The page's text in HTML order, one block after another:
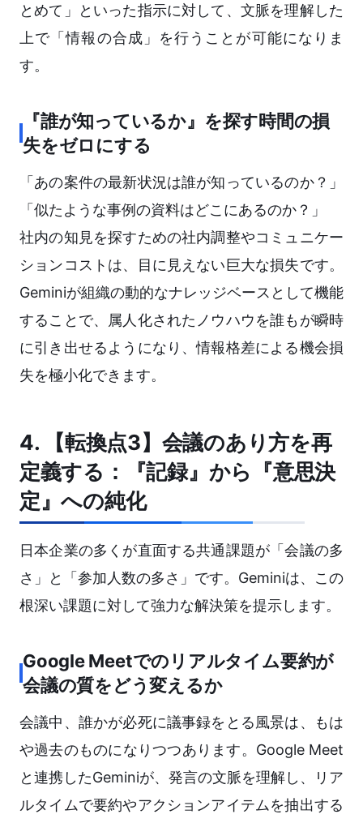
とめて」といった指示に対して、文脈を理解した
上で「情報の合成」を行うことが可能になりま
す。
『誰が知っているか』を探す時間の損
失をゼロにする
「あの案件の最新状況は誰が知っているのか？」
「似たような事例の資料はどこにあるのか？」
社内の知見を探すための社内調整やコミュニケー
ションコストは、目に見えない巨大な損失です。
Geminiが組織の動的なナレッジベースとして機能
することで、属人化されたノウハウを誰もが瞬時
に引き出せるようになり、情報格差による機会損
失を極小化できます。
4. 【転換点3】会議のあり方を再
定義する：『記録』から『意思決
定』への純化
日本企業の多くが直面する共通課題が「会議の多
さ」と「参加人数の多さ」です。Geminiは、この
根深い課題に対して強力な解決策を提示します。
Google Meetでのリアルタイム要約が
会議の質をどう変えるか
会議中、誰かが必死に議事録をとる風景は、もは
や過去のものになりつつあります。Google Meet
と連携したGeminiが、発言の文脈を理解し、リア
ルタイムで要約やアクションアイテムを抽出する